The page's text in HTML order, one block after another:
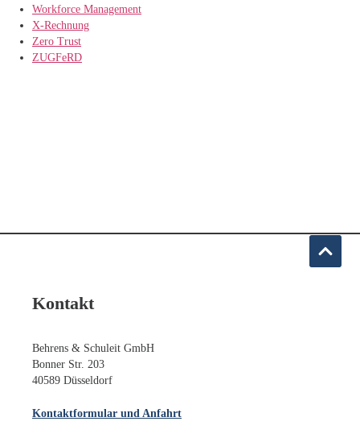
Workforce Management
X-Rechnung
Zero Trust
ZUGFeRD
Kontakt
Behrens & Schuleit GmbH
Bonner Str. 203
40589 Düsseldorf
Kontaktformular und Anfahrt